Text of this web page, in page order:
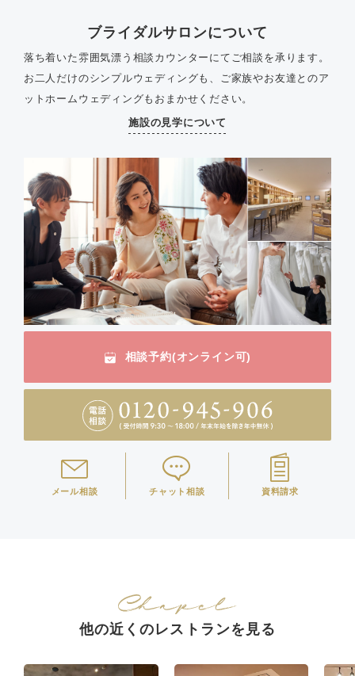
ブライダルサロンについて
落ち着いた雰囲気漂う相談カウンターにてご相談を承ります。
お二人だけのシンプルウェディングも、ご家族やお友達とのア
ットホームウェディングもおまかせください。
施設の見学について
相談予約(オンライン可)
メール相談 チャット相談 資料請求
他の近くのレストランを見る